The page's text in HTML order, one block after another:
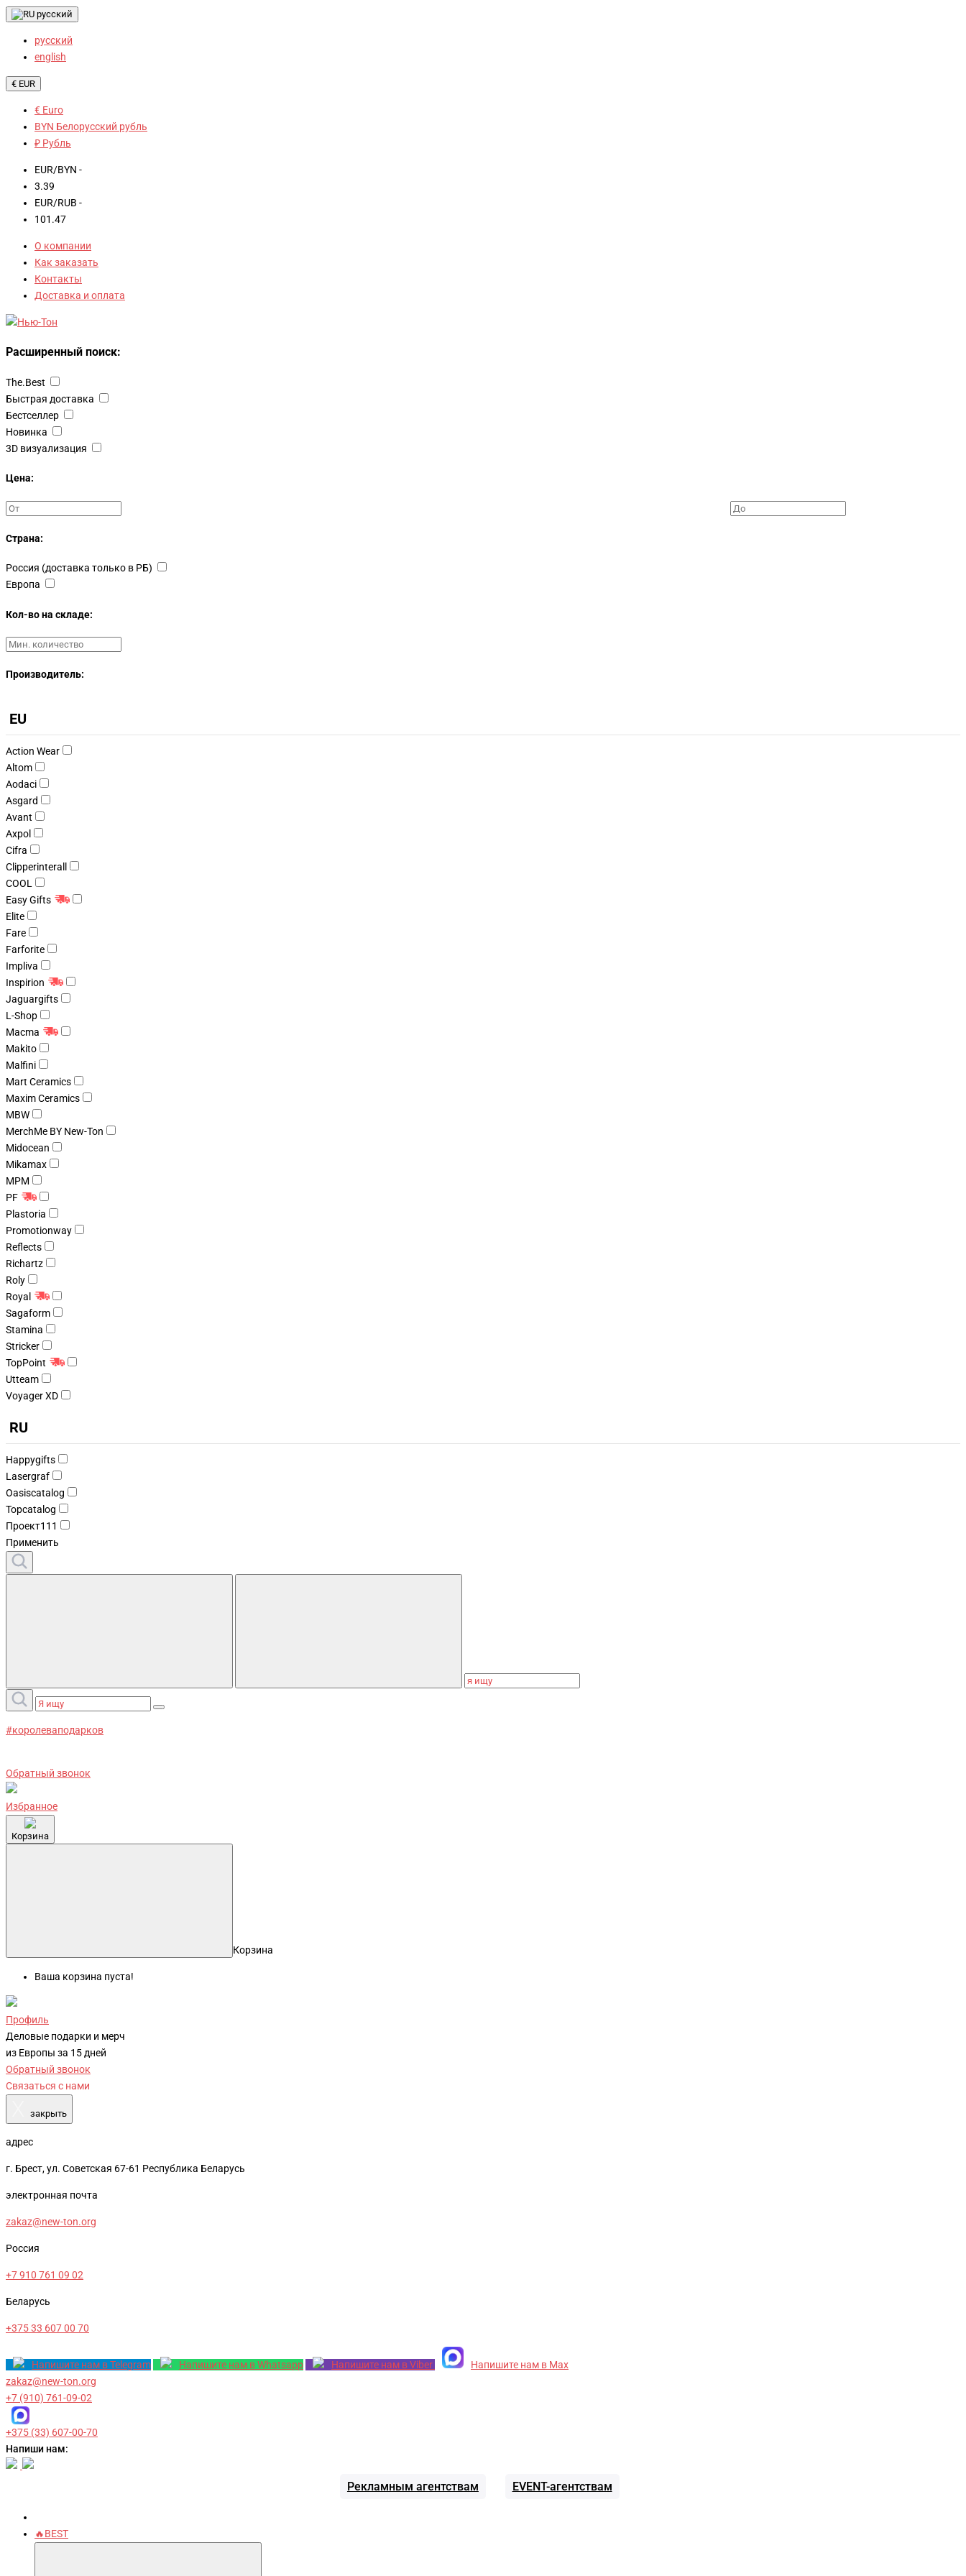
русский
русский
english
€ EUR
€ Euro
BYN Белорусский рубль
₽ Рубль
EUR/BYN -
3.39
EUR/RUB -
101.47
О компании
Как заказать
Контакты
Доставка и оплата
Расширенный поиск:
The.Best
Быстрая доставка
Бестселлер
Новинка
3D визуализация
Цена:
Страна:
Россия (доставка только в РБ)
Европа
Кол-во на складе:
Производитель:
EU
Action Wear
Altom
Aodaci
Asgard
Avant
Axpol
Cifra
Clipperinterall
COOL
Easy Gifts
Elite
Fare
Farforite
Impliva
Inspirion
Jaguargifts
L-Shop
Macma
Makito
Malfini
Mart Ceramics
Maxim Ceramics
MBW
MerchMe BY New-Ton
Midocean
Mikamax
MPM
PF
Plastoria
Promotionway
Reflects
Richartz
Roly
Royal
Sagaform
Stamina
Stricker
TopPoint
Utteam
Voyager XD
RU
Happygifts
Lasergraf
Oasiscatalog
Topcatalog
Проект111
Применить
#королеваподарков
Обратный звонок
Избранное
Корзина
Корзина
Ваша корзина пуста!
Профиль
Деловые подарки и мерч
из Европы за 15 дней
Обратный звонок
Связаться с нами
закрыть
адрес
г. Брест, ул. Советская 67-61 Республика Беларусь
электронная почта
zakaz@new-ton.org
Россия
+7 910 761 09 02
Беларусь
+375 33 607 00 70
Напишите нам в Telegram Напишите нам в Whatsapp Напишите нам в Viber
Напишите нам в Max
zakaz@new-ton.org
+7 (910) 761-09-02
+375 (33) 607-00-70
Напиши нам:
Рекламным агентствам EVENT-агентствам
🔥BEST